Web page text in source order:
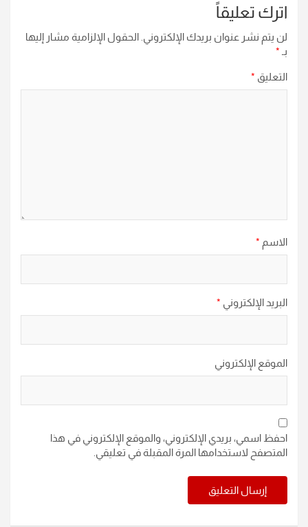
اترك تعليقاً
لن يتم نشر عنوان بريدك الإلكتروني. الحقول الإلزامية مشار إليها
بـ *
التعليق *
الاسم *
البريد الإلكتروني *
الموقع الإلكتروني
احفظ اسمي، بريدي الإلكتروني، والموقع الإلكتروني في هذا
المتصفح لاستخدامها المرة المقبلة في تعليقي.